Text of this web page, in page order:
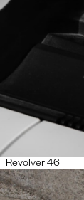
Revolver 46